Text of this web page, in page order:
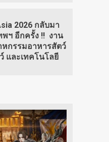
2026 กลับมา
พฯ อีกครั้ง !! งาน
หกรรมอาหารสัตว์
และเทคโนโลยี